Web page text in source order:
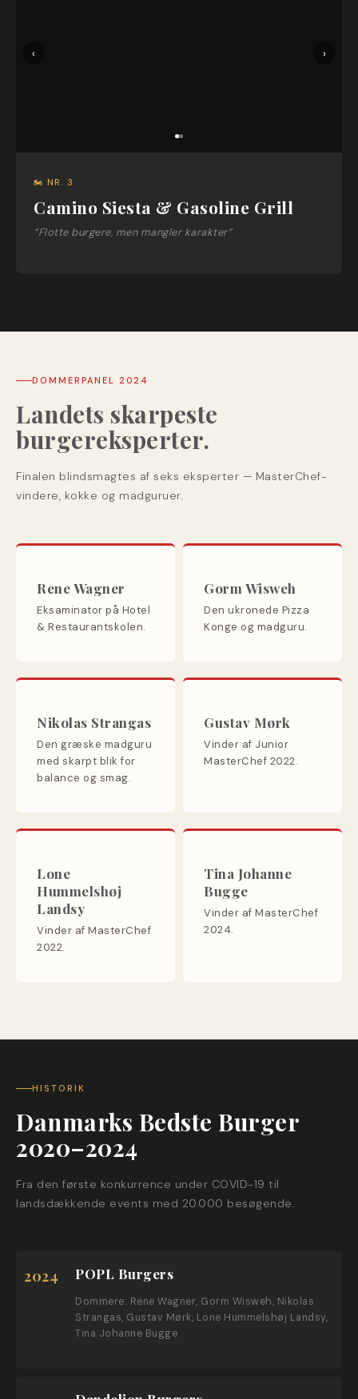
‹ ›
🏍 NR. 3
Camino Siesta & Gasoline Grill
“Flotte burgere, men mangler karakter”
DOMMERPANEL 2024
Landets skarpeste
burgereksperter.
Finalen blindsmagtes af seks eksperter — MasterChef-
vindere, kokke og madguruer.
Rene Wagner
Eksaminator på Hotel
& Restaurantskolen.
Gorm Wisweh
Den ukronede Pizza
Konge og madguru.
Nikolas Strangas
Den græske madguru
med skarpt blik for
balance og smag.
Gustav Mørk
Vinder af Junior
MasterChef 2022.
Lone
Hummelshøj
Landsy
Vinder af MasterChef
2022.
Tina Johanne
Bugge
Vinder af MasterChef
2024.
HISTORIK
Danmarks Bedste Burger
2020–2024
Fra den første konkurrence under COVID-19 til
landsdækkende events med 20.000 besøgende.
2024 POPL Burgers
Dommere: Rene Wagner, Gorm Wisweh, Nikolas
Strangas, Gustav Mørk, Lone Hummelshøj Landsy,
Tina Johanne Bugge